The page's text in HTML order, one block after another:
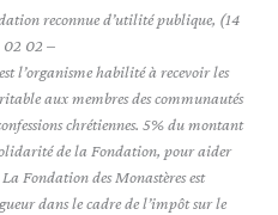
reconnue d’utilité publique, (14
02 02 –
l’organisme habilité à recevoir les
aux membres des communautés
chrétiennes. 5% du montant
de la Fondation, pour aider
Fondation des Monastères est
dans le cadre de l’impôt sur le